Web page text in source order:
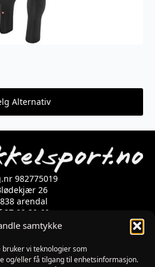
samtykke
bruker vi teknologier som
og/eller få tilgang til enhetsinformasjon.
Alternativ
982775019
26
arendal
37 02 39 60